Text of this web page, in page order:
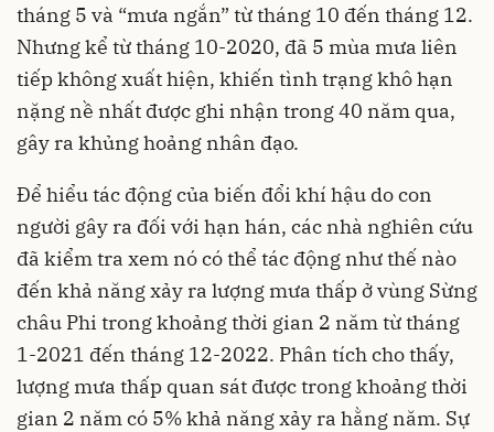
tháng 5 và “mưa ngắn” từ tháng 10 đến tháng 12.
Nhưng kể từ tháng 10-2020, đã 5 mùa mưa liên
tiếp không xuất hiện, khiến tình trạng khô hạn
nặng nề nhất được ghi nhận trong 40 năm qua,
gây ra khủng hoảng nhân đạo.
Để hiểu tác động của biến đổi khí hậu do con
người gây ra đối với hạn hán, các nhà nghiên cứu
đã kiểm tra xem nó có thể tác động như thế nào
đến khả năng xảy ra lượng mưa thấp ở vùng Sừng
châu Phi trong khoảng thời gian 2 năm từ tháng
1-2021 đến tháng 12-2022. Phân tích cho thấy,
lượng mưa thấp quan sát được trong khoảng thời
gian 2 năm có 5% khả năng xảy ra hằng năm. Sự